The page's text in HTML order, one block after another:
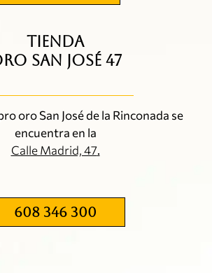
TIENDA
SAN JOSÉ 47
oro San José de la Rinconada se
encuentra en la
Calle Madrid, 47.
608 346 300